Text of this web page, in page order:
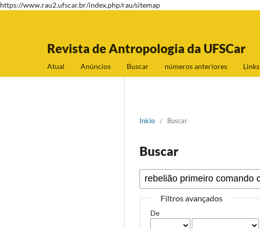
https://www.rau2.ufscar.br/index.php/rau/sitemap
Revista de Antropologia da UFSCar
Atual Anúncios Buscar números anteriores Links
Início / Buscar
Buscar
Filtros avançados
De